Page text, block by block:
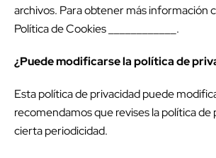
archivos. Para obtener más información
Política de Cookies ____________.
¿Puede modificarse la política de
Esta política de privacidad puede
recomendamos que revises la política de
cierta periodicidad.